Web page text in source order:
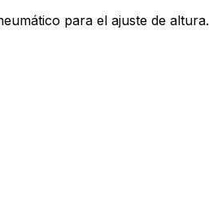
para el ajuste de altura.